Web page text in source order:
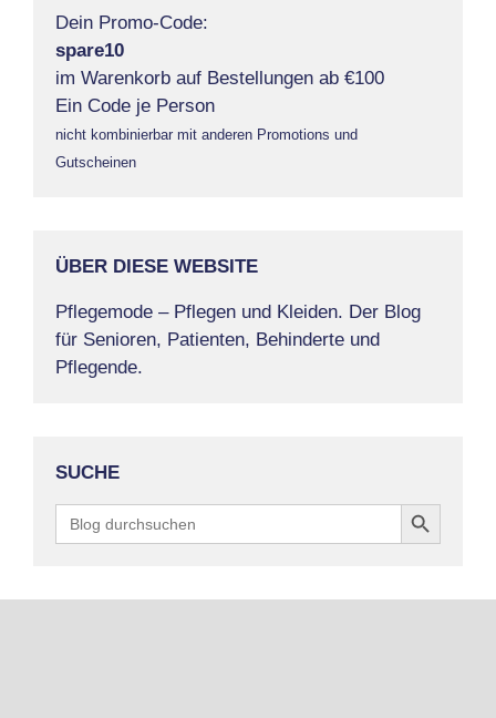
Dein Promo-Code:
spare10
im Warenkorb auf Bestellungen ab €100
Ein Code je Person
nicht kombinierbar mit anderen Promotions und
Gutscheinen
ÜBER DIESE WEBSITE
Pflegemode – Pflegen und Kleiden. Der Blog
für Senioren, Patienten, Behinderte und
Pflegende.
SUCHE
for:
Search Button